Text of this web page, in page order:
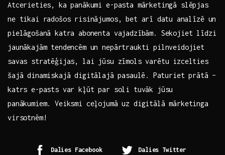
Atcerieties, ka panākumi e-pasta mārketingā slēpjas
‌ne tikai radošos risinājumos, bet arī ⁣datu⁤ analīzē un
pielāgošanā katra abonenta vajadzībām. Sekojiet līdzi
jaunākajām tendencēm ‌un nepārtraukti pilnveidojiet
savas stratēģijas,‍ lai jūsu zīmols varētu izcelties
šajā​ dinamiskajā​ digitālajā ⁤pasaulē. ⁢Paturiet prātā –
‌katrs e-pasts var kļūt ‍par soli tuvāk jūsu
panākumiem. ‍Veiksmi ceļojumā uz digitālā mārketinga
virsotnēm!
Dalies Facebook Dalies Twitter